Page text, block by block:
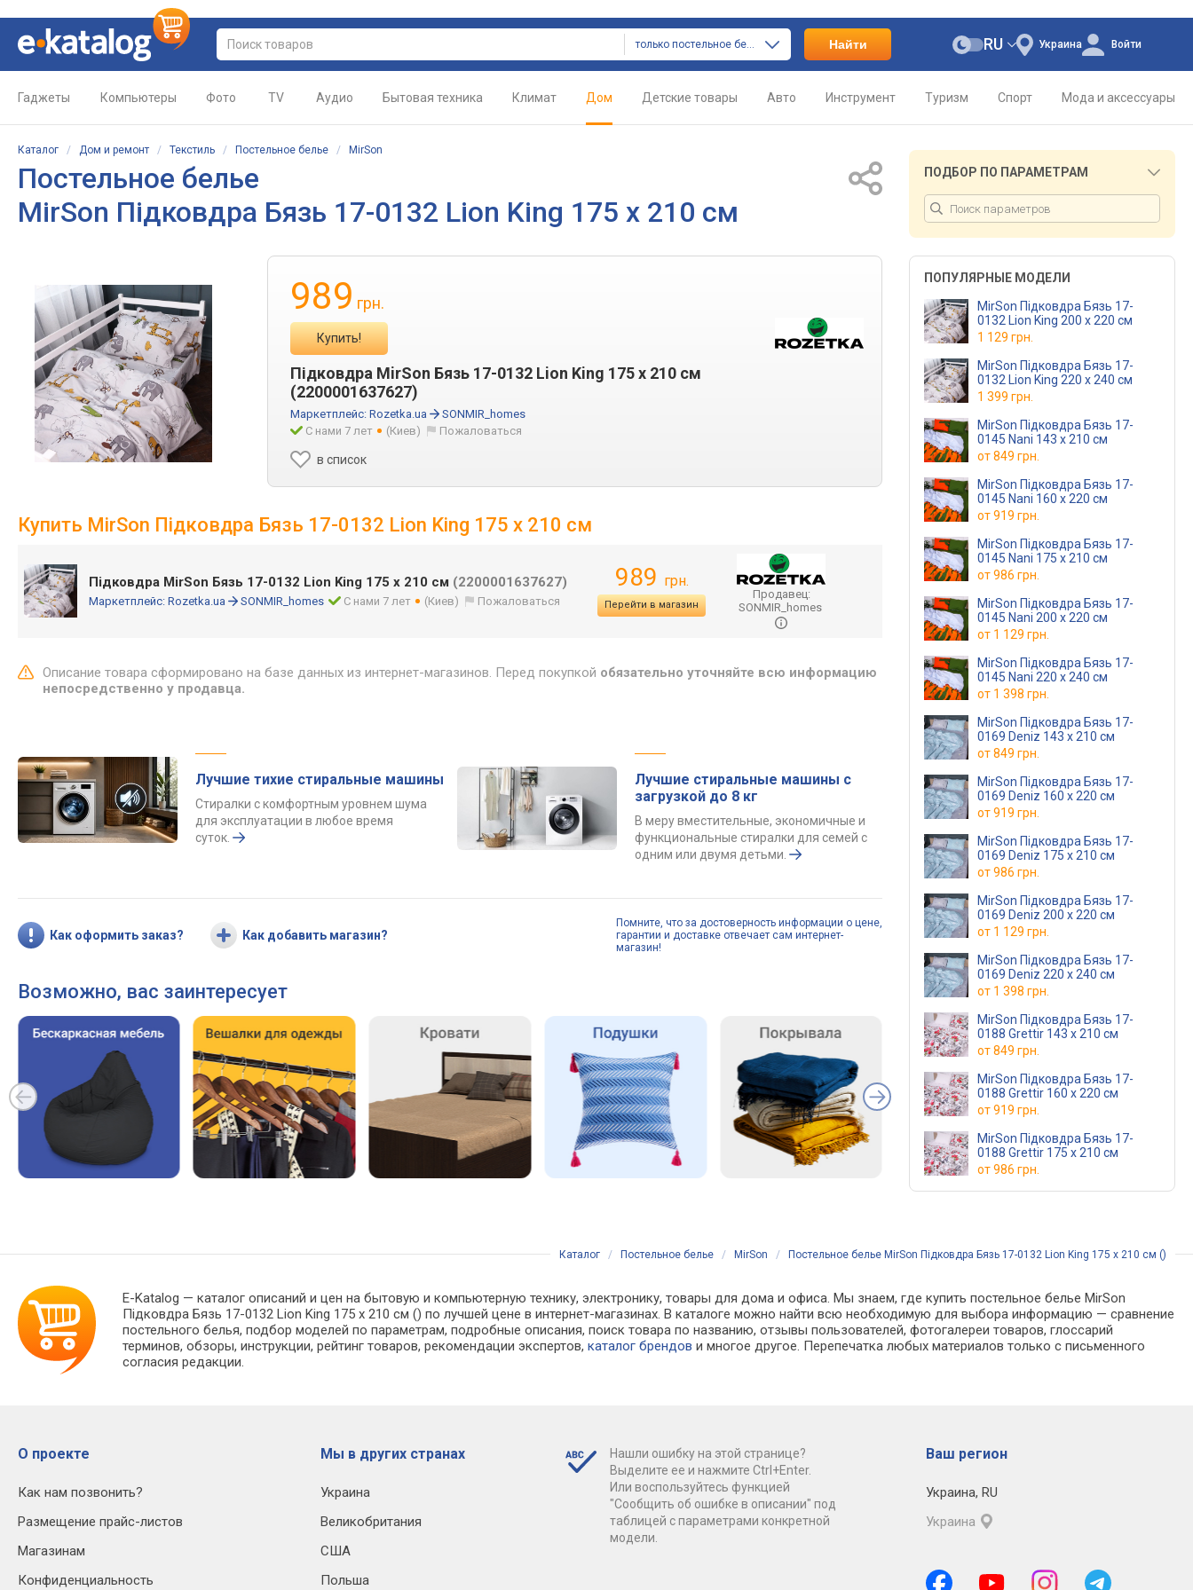
только постельное белье Найти Украина
RU Войти
Гаджеты Компьютеры Фото TV Аудио Бытовая техника Климат Дом Детские товары Авто Инструмент Туризм Спорт Мода и аксессуары
Каталог / Дом и ремонт / Текстиль / Постельное белье / MirSon
Постельное белье
MirSon Підковдра Бязь 17-0132 Lion King 175 x 210 см
989 грн.
Купить!
Підковдра MirSon Бязь 17-0132 Lion King 175 x 210 см
(2200001637627)
Маркетплейс: Rozetka.ua
SONMIR_homes
С нами 7 лет
(Киев) Пожаловаться
в список
Купить MirSon Підковдра Бязь 17-0132 Lion King 175 x 210 см
Підковдра MirSon Бязь 17-0132 Lion King 175 x 210 см (2200001637627)
Маркетплейс: Rozetka.ua SONMIR_homes С нами 7 лет (Киев) Пожаловаться
989 грн.
Перейти в магазин
Продавец:
SONMIR_homes
Описание товара сформировано на базе данных из интернет-магазинов. Перед покупкой обязательно уточняйте всю информацию
непосредственно у продавца.
Лучшие тихие стиральные машины
Стиралки с комфортным уровнем шума
для эксплуатации в любое время
суток.
Лучшие стиральные машины с
загрузкой до 8 кг
В меру вместительные, экономичные и
функциональные стиралки для семей с
одним или двумя детьми.
Как оформить заказ? Как добавить магазин?
Помните, что за достоверность информации о цене,
гарантии и доставке отвечает сам интернет-
магазин!
Возможно, вас заинтересует
ПОДБОР ПО ПАРАМЕТРАМ
ПОПУЛЯРНЫЕ МОДЕЛИ
MirSon Підковдра Бязь 17-
0132 Lion King 200 x 220 см
1 129 грн.
MirSon Підковдра Бязь 17-
0132 Lion King 220 x 240 см
1 399 грн.
MirSon Підковдра Бязь 17-
0145 Nani 143 x 210 см
от849 грн.
MirSon Підковдра Бязь 17-
0145 Nani 160 x 220 см
от919 грн.
MirSon Підковдра Бязь 17-
0145 Nani 175 x 210 см
от986 грн.
MirSon Підковдра Бязь 17-
0145 Nani 200 x 220 см
от 1 129 грн.
MirSon Підковдра Бязь 17-
0145 Nani 220 x 240 см
от 1 398 грн.
MirSon Підковдра Бязь 17-
0169 Deniz 143 x 210 см
от849 грн.
MirSon Підковдра Бязь 17-
0169 Deniz 160 x 220 см
от919 грн.
MirSon Підковдра Бязь 17-
0169 Deniz 175 x 210 см
от986 грн.
MirSon Підковдра Бязь 17-
0169 Deniz 200 x 220 см
от 1 129 грн.
MirSon Підковдра Бязь 17-
0169 Deniz 220 x 240 см
от 1 398 грн.
MirSon Підковдра Бязь 17-
0188 Grettir 143 x 210 см
от849 грн.
MirSon Підковдра Бязь 17-
0188 Grettir 160 x 220 см
от919 грн.
MirSon Підковдра Бязь 17-
0188 Grettir 175 x 210 см
от986 грн.
Каталог / Постельное белье / MirSon / Постельное белье MirSon Підковдра Бязь 17-0132 Lion King 175 x 210 см ()
E-Katalog — каталог описаний и цен на бытовую и компьютерную технику, электронику, товары для дома и офиса. Мы знаем, где купить постельное белье MirSon
Підковдра Бязь 17-0132 Lion King 175 x 210 см () по лучшей цене в интернет-магазинах. В каталоге можно найти всю необходимую для выбора информацию — сравнение
постельного белья, подбор моделей по параметрам, подробные описания, поиск товара по названию, отзывы пользователей, фотогалереи товаров, глоссарий
терминов, обзоры, инструкции, рейтинг товаров, рекомендации экспертов,каталог брендов и многое другое. Перепечатка любых материалов только с письменного
согласия редакции.
О проекте
Как нам позвонить?
Размещение прайс-листов
Магазинам
Конфиденциальность
Мы в других странах
Украина
Великобритания
США
Польша
Нашли ошибку на этой странице?
Выделите ее и нажмите Ctrl+Enter.
Или воспользуйтесь функцией
"Сообщить об ошибке в описании" под
таблицей с параметрами конкретной
модели.
Ваш регион
Украина, RU
Украина